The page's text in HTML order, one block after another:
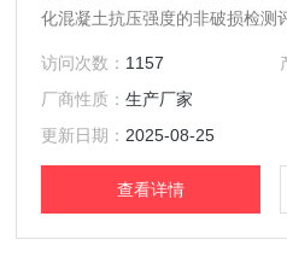
化混凝土抗压强度的非破损检测
访问次数： 1157
厂商性质：生产厂家
更新日期： 2025-08-25
查看详情